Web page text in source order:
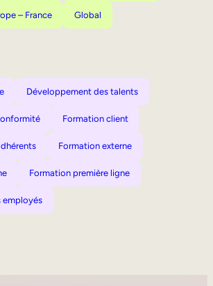
– France Global
Développement des talents
Formation client
Formation externe
Formation première ligne
employés